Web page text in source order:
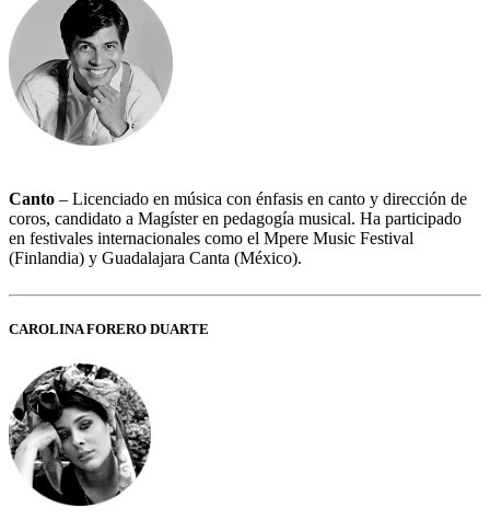
Canto – Licenciado en música con énfasis en canto y dirección de
coros, candidato a Magíster en pedagogía musical. Ha participado
en festivales internacionales como el Mpere Music Festival
(Finlandia) y Guadalajara Canta (México).
CAROLINA FORERO DUARTE